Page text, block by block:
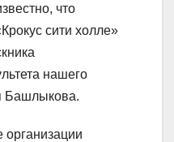
что
сити холле»
нашего
Башлыкова.
организации